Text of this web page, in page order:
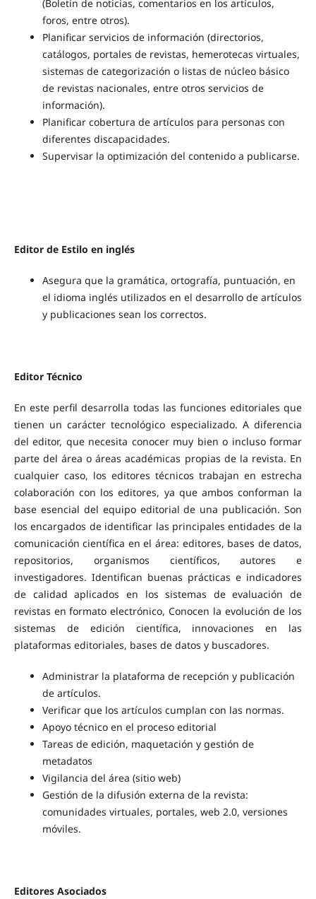
(Boletín de noticias, comentarios en los artículos,
foros, entre otros).
Planificar servicios de información (directorios,
catálogos, portales de revistas, hemerotecas virtuales,
sistemas de categorización o listas de núcleo básico
de revistas nacionales, entre otros servicios de
información).
Planificar cobertura de artículos para personas con
diferentes discapacidades.
Supervisar la optimización del contenido a publicarse.
Editor de Estilo en inglés
Asegura que la gramática, ortografía, puntuación, en
el idioma inglés utilizados en el desarrollo de artículos
y publicaciones sean los correctos.
Editor Técnico
En este perfil desarrolla todas las funciones editoriales que
tienen un carácter tecnológico especializado. A diferencia
del editor, que necesita conocer muy bien o incluso formar
parte del área o áreas académicas propias de la revista. En
cualquier caso, los editores técnicos trabajan en estrecha
colaboración con los editores, ya que ambos conforman la
base esencial del equipo editorial de una publicación. Son
los encargados de identificar las principales entidades de la
comunicación científica en el área: editores, bases de datos,
repositorios, organismos científicos, autores e
investigadores. Identifican buenas prácticas e indicadores
de calidad aplicados en los sistemas de evaluación de
revistas en formato electrónico, Conocen la evolución de los
sistemas de edición científica, innovaciones en las
plataformas editoriales, bases de datos y buscadores.
Administrar la plataforma de recepción y publicación
de artículos.
Verificar que los artículos cumplan con las normas.
Apoyo técnico en el proceso editorial
Tareas de edición, maquetación y gestión de
metadatos
Vigilancia del área (sitio web)
Gestión de la difusión externa de la revista:
comunidades virtuales, portales, web 2.0, versiones
móviles.
Editores Asociados